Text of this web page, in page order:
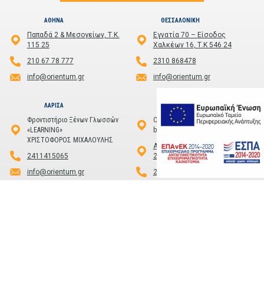
ΑΘΗΝΑ
Παπαδά 2 & Μεσογείων, Τ.Κ.
115 25
210 67 78 777
info@orientum.gr
ΘΕΣΣΑΛΟΝΙΚΗ
Εγνατία 70 – Είσοδος
Χαλκέων 16, Τ.Κ 546 24
2310 868478
info@orientum.gr
ΛΑΡΙΣΑ
Φροντιστήριο Ξένων Γλωσσών
«LEARNING»
ΧΡΙΣΤΟΦΟΡΟΣ ΜΙΧΑΛΟΥΛΗΣ
2411415065
info@orientum.gr
ΚΑΛΑΜΑΤΑ
Officium
by PHAOS
Αριστομένους 1, Καλαμάτα,
24100
2721101186